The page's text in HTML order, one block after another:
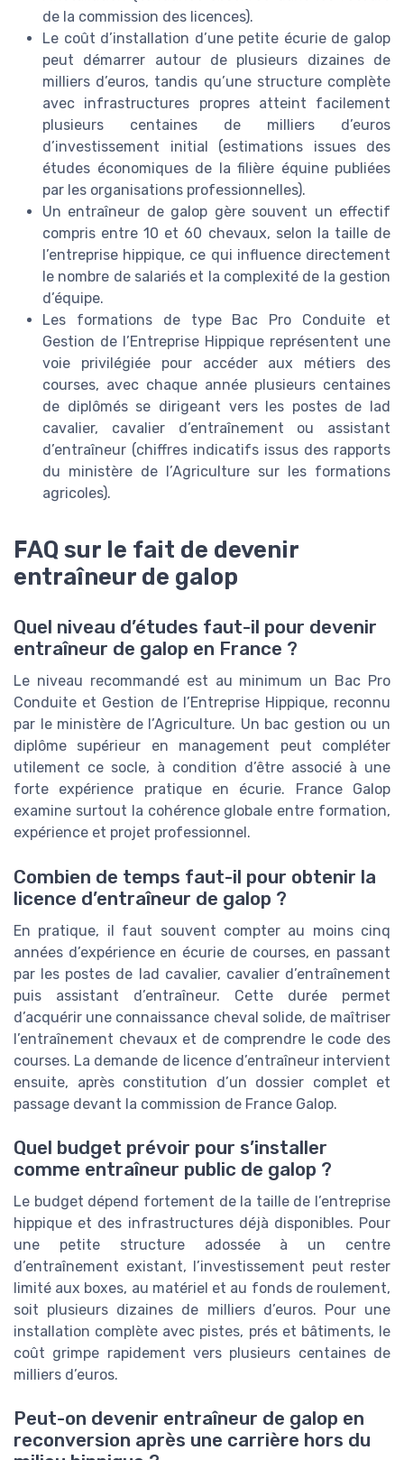
de la commission des licences).
Le coût d’installation d’une petite écurie de galop
peut démarrer autour de plusieurs dizaines de
milliers d’euros, tandis qu’une structure complète
avec infrastructures propres atteint facilement
plusieurs centaines de milliers d’euros
d’investissement initial (estimations issues des
études économiques de la filière équine publiées
par les organisations professionnelles).
Un entraîneur de galop gère souvent un effectif
compris entre 10 et 60 chevaux, selon la taille de
l’entreprise hippique, ce qui influence directement
le nombre de salariés et la complexité de la gestion
d’équipe.
Les formations de type Bac Pro Conduite et
Gestion de l’Entreprise Hippique représentent une
voie privilégiée pour accéder aux métiers des
courses, avec chaque année plusieurs centaines
de diplômés se dirigeant vers les postes de lad
cavalier, cavalier d’entraînement ou assistant
d’entraîneur (chiffres indicatifs issus des rapports
du ministère de l’Agriculture sur les formations
agricoles).
FAQ sur le fait de devenir
entraîneur de galop
Quel niveau d’études faut-il pour devenir
entraîneur de galop en France ?
Le niveau recommandé est au minimum un Bac Pro
Conduite et Gestion de l’Entreprise Hippique, reconnu
par le ministère de l’Agriculture. Un bac gestion ou un
diplôme supérieur en management peut compléter
utilement ce socle, à condition d’être associé à une
forte expérience pratique en écurie. France Galop
examine surtout la cohérence globale entre formation,
expérience et projet professionnel.
Combien de temps faut-il pour obtenir la
licence d’entraîneur de galop ?
En pratique, il faut souvent compter au moins cinq
années d’expérience en écurie de courses, en passant
par les postes de lad cavalier, cavalier d’entraînement
puis assistant d’entraîneur. Cette durée permet
d’acquérir une connaissance cheval solide, de maîtriser
l’entraînement chevaux et de comprendre le code des
courses. La demande de licence d’entraîneur intervient
ensuite, après constitution d’un dossier complet et
passage devant la commission de France Galop.
Quel budget prévoir pour s’installer
comme entraîneur public de galop ?
Le budget dépend fortement de la taille de l’entreprise
hippique et des infrastructures déjà disponibles. Pour
une petite structure adossée à un centre
d’entraînement existant, l’investissement peut rester
limité aux boxes, au matériel et au fonds de roulement,
soit plusieurs dizaines de milliers d’euros. Pour une
installation complète avec pistes, prés et bâtiments, le
coût grimpe rapidement vers plusieurs centaines de
milliers d’euros.
Peut-on devenir entraîneur de galop en
reconversion après une carrière hors du